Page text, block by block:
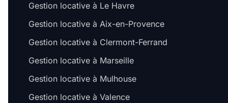
Gestion locative à Le Havre
Gestion locative à Aix-en-Provence
Gestion locative à Clermont-Ferrand
Gestion locative à Marseille
Gestion locative à Mulhouse
Gestion locative à Valence